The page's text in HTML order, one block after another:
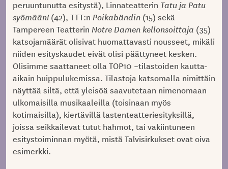
peruuntunutta esitystä), Linnateatterin Tatu ja Patu
syömään!(42), TTT:n Poikabändin(15) sekä
Tampereen Teatterin Notre Damen kellonsoittaja (35)
katsojamäärät olisivat huomattavasti nousseet, mikäli
niiden esityskaudet eivät olisi päättyneet kesken.
Olisimme saattaneet olla TOP10 –tilastoiden kautta-
aikain huippulukemissa. Tilastoja katsomalla nimittäin
näyttää siltä, että yleisöä saavutetaan nimenomaan
ulkomaisilla musikaaleilla (toisinaan myös
kotimaisilla), kiertävillä lastenteatteriesityksillä,
joissa seikkailevat tutut hahmot, tai vakiintuneen
esitystoiminnan myötä, mistä Talvisirkukset ovat oiva
esimerkki.